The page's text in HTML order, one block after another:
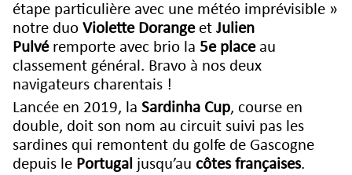
étape particulière avec une météo imprévisible »
notre duo Violette Dorangeet Julien
Pulvéremporte avec brio la 5e placeau
classement général. Bravo à nos deux
navigateurs charentais !
Lancée en 2019, la Sardinha Cup, course en
double, doit son nom au circuit suivi pas les
sardines qui remontent du golfe de Gascogne
depuis le Portugal jusqu’au côtes françaises.